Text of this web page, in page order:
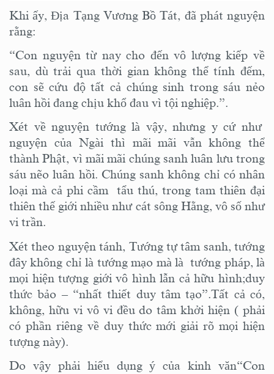
Khi ấy, Địa Tạng Vương Bồ Tát, đã phát nguyện
rằng:
“Con nguyện từ nay cho đến vô lượng kiếp về
sau, dù trải qua thời gian không thể tính đếm,
con sẽ cứu độ tất cả chúng sinh trong sáu nẻo
luân hồi đang chịu khổ đau vì tội nghiệp.”.
Xét về nguyện tướng là vậy, nhưng y cứ như
nguyện của Ngài thì mãi mãi vẫn không thể
thành Phật, vì mãi mãi chúng sanh luân lưu trong
sáu nẽo luân hồi. Chúng sanh không chỉ có nhân
loại mà cả phi cầm tẩu thú, trong tam thiên đại
thiên thế giới nhiều như cát sông Hằng, vô số như
vi trần.
Xét theo nguyện tánh, Tướng tự tâm sanh, tướng
đây không chỉ là tướng mạo mà là tướng pháp, là
mọi hiện tượng giới vô hình lẫn cả hữu hình;duy
thức bảo – “nhất thiết duy tâm tạo”.Tất cả có,
không, hữu vi vô vi đều do tâm khởi hiện ( phải
có phần riêng về duy thức mới giải rõ mọi hiện
tượng này).
Do vậy phải hiểu dụng ý của kinh văn“Con